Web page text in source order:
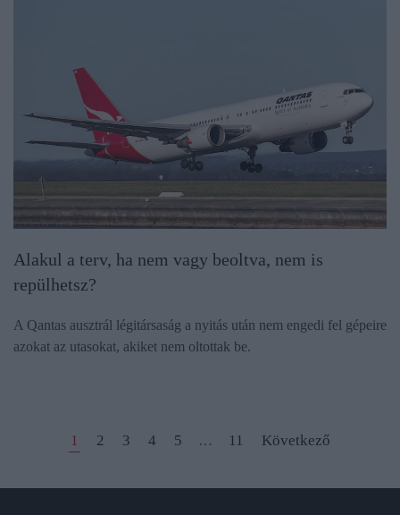
Alakul a terv, ha nem vagy beoltva, nem is
repülhetsz?
A Qantas ausztrál légitársaság a nyitás után nem engedi fel gépeire
azokat az utasokat, akiket nem oltottak be.
1 2 3 4 5 … 11 Következő